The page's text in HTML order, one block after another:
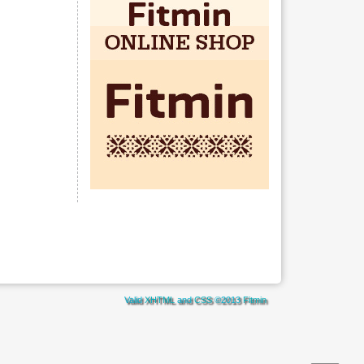
ValidXHTML andCSS©2013Fitmin